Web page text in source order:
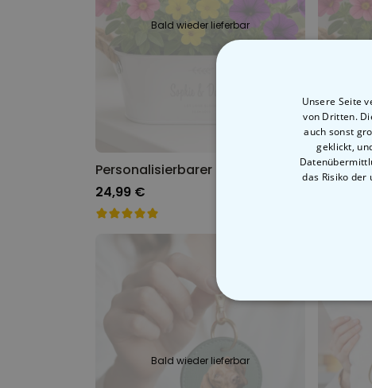
Bald wieder lieferbar
24,99 €
Bald wieder lieferbar
Unsere Seite
von Dritten.
auch sonst
geklickt,
das Risiko